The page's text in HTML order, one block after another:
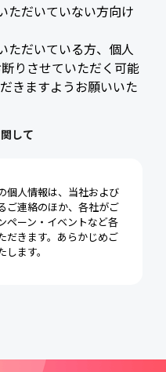
ただいていない方向け
ただいている方、個人
りさせていただく可能
きますようお願いいた
して
個人情報は、当社および
ご連絡のほか、各社がご
ペーン・イベントなど各
だきます。あらかじめご
ます。